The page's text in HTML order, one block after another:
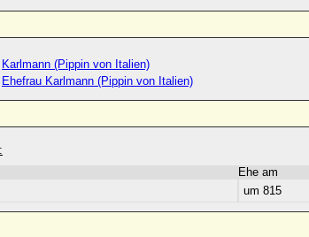
Karlmann (Pippin von Italien)
Ehefrau Karlmann (Pippin von Italien)
Ehe am
um 815